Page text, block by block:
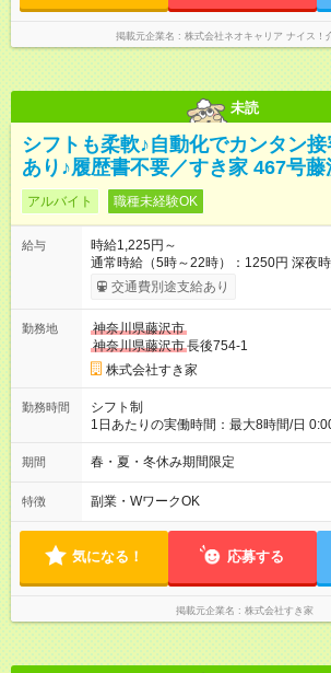
掲載元企業名 株式会社ネオキャリア ナイス！
未読
シフトも柔軟♪自動化でカンタン
あり♪履歴書不要／すき家 467号
アルバイト 職種未経験OK
給与
時給1,225円～
通常時給（5時～22時）：1250円 深夜
1600円 高校生時給：1225円 【特別手当】早朝手当（5：00-9：
00）時給+150円 【試用期間】試用期間あり 試用期間の長さ：1
30日（※条件変更なし）ですが、切り上
ただきます。 研修制度あり：15時間(研
交通費別途支給あり
勤務地
神奈川県藤沢市
神奈川県藤沢市長後754-1
株式会社すき家
勤務時間
シフト制
1日あたりの実働時間：最大8時間/日
2h～OK ＜シフト例＞ 〇朝帯 5:00-9:00
後帯 14:00-18:00 〇夜帯 18:00-22:00 〇
ます♪
期間 春・夏・冬休み期間限定
特徴 副業・WワークOK
気になる！ 応募する
掲載元企業名 株式会社すき家